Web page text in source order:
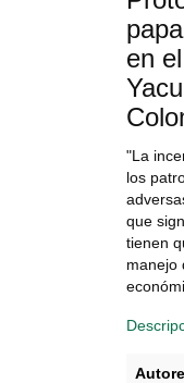
en
"La
los
que
tienen
manejo